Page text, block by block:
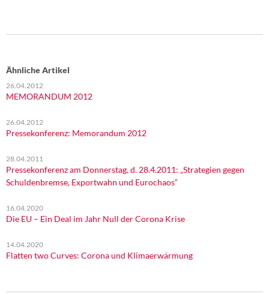
Ähnliche Artikel
26.04.2012
MEMORANDUM 2012
26.04.2012
Pressekonferenz: Memorandum 2012
28.04.2011
Pressekonferenz am Donnerstag, d. 28.4.2011: „Strategien gegen
Schuldenbremse, Exportwahn und Eurochaos“
16.04.2020
Die EU – Ein Deal im Jahr Null der Corona Krise
14.04.2020
Flatten two Curves: Corona und Klimaerwärmung